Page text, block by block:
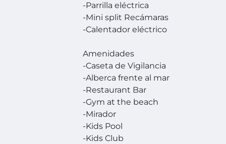
-Parrilla eléctrica
-Mini split Recámaras
-Calentador eléctrico
Amenidades
-Caseta de Vigilancia
-Alberca frente al mar
-Restaurant Bar
-Gym at the beach
-Mirador
-Kids Pool
-Kids Club